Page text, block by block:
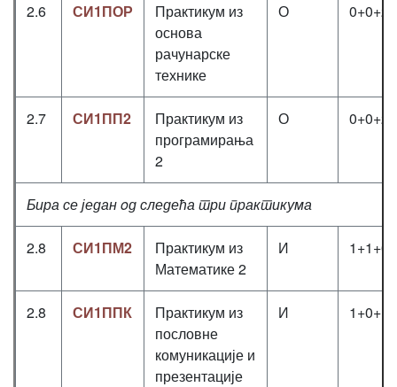
2.6 СИ1ПОР
Практикум из
основа
рачунарске
технике
О 0+0+2
2.7 СИ1ПП2
Практикум из
програмирања
2
О 0+0+2
Бира се један oд следећа три практикума
2.8 СИ1ПМ2
Практикум из
Математике 2
И 1+1+0
2.8 СИ1ППК
Практикум из
пословне
комуникације и
презентације
И 1+0+1